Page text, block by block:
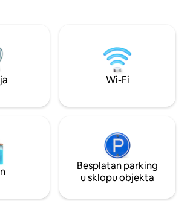
multiple ocean view
ideal for families and
Wi-Fi
Besplatan parking
u sklopu objekta